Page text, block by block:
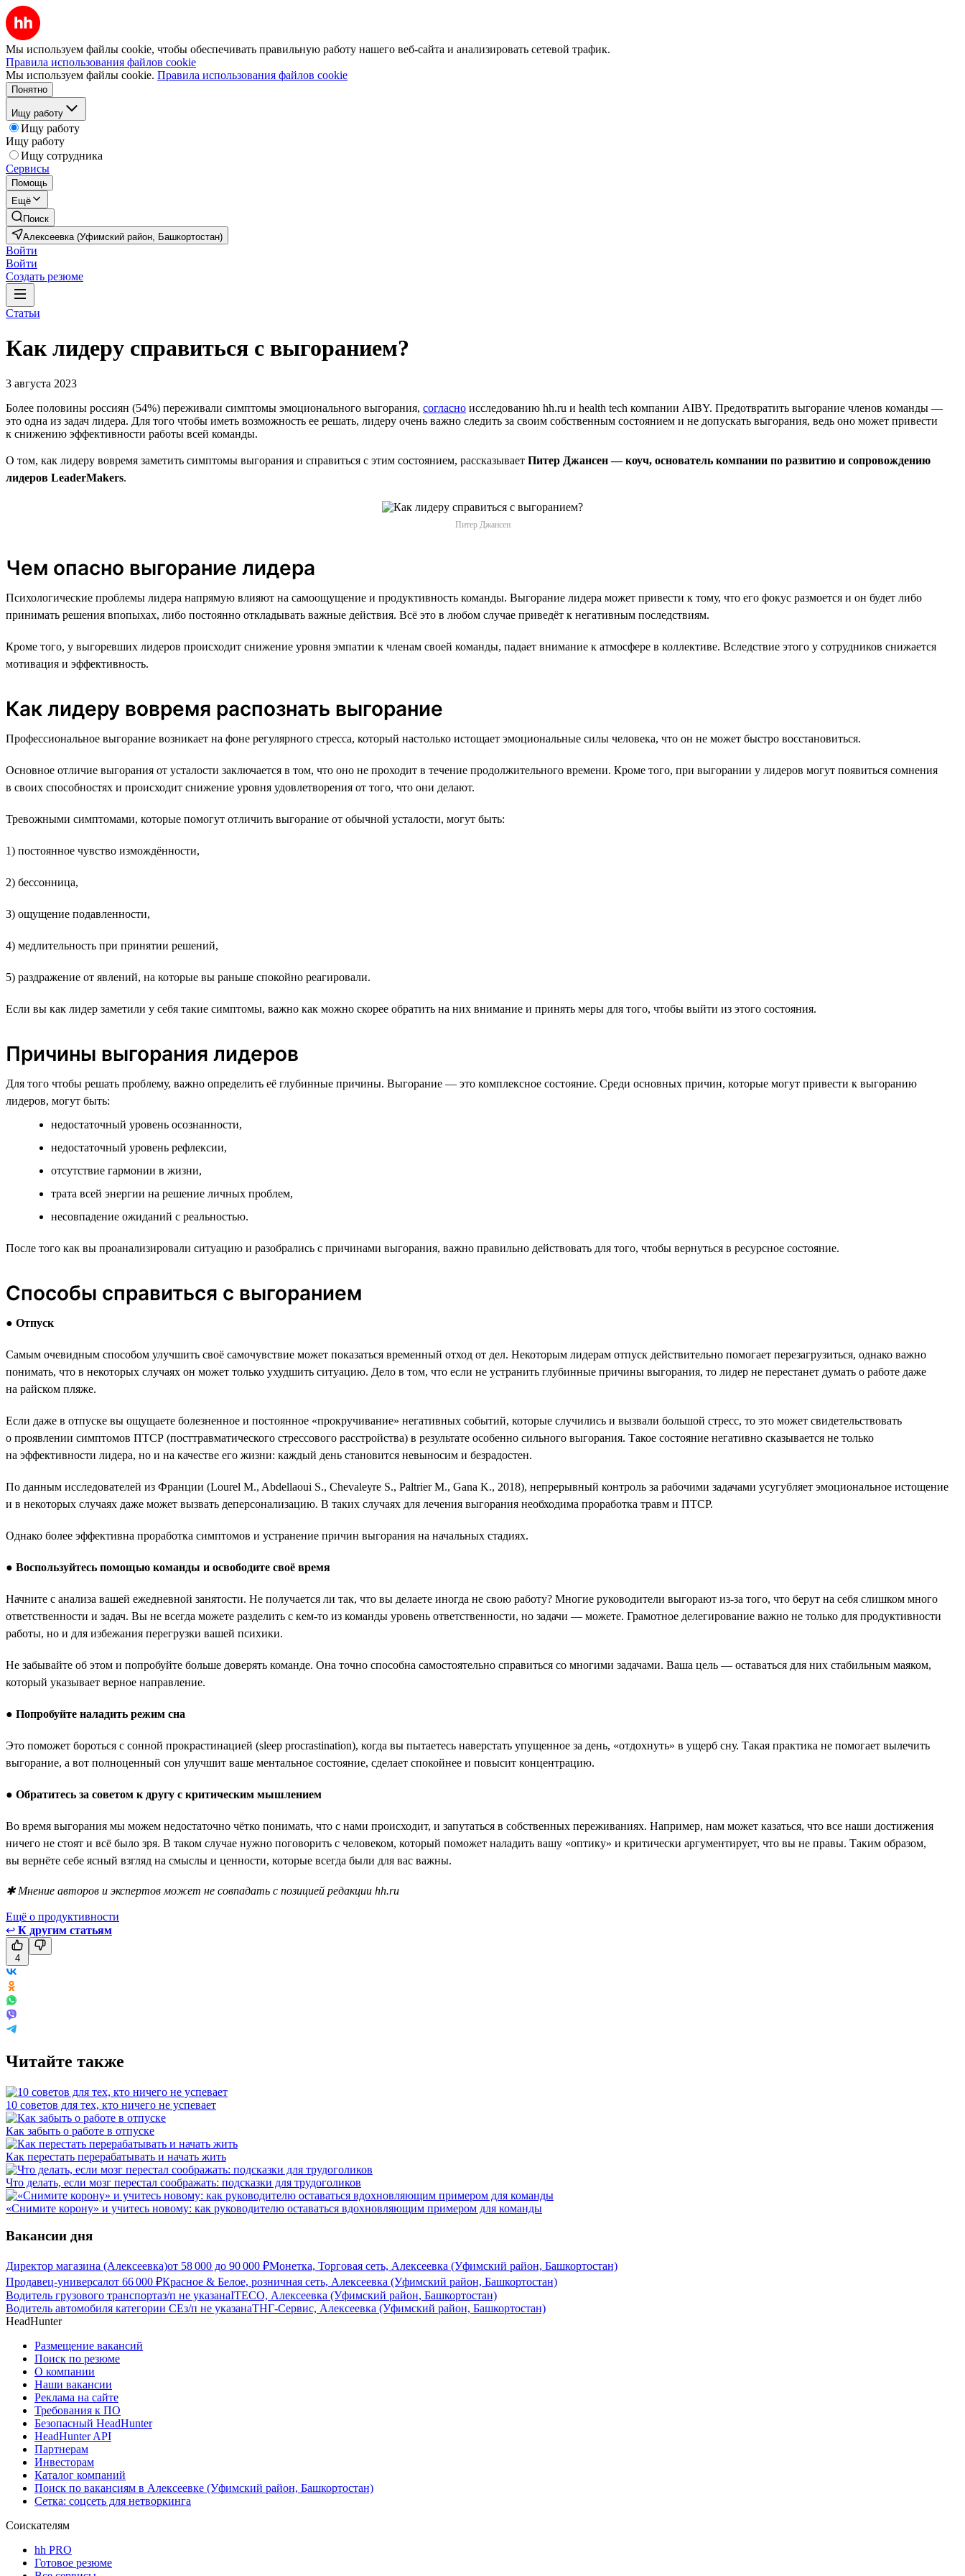
Мы используем файлы cookie, чтобы обеспечивать правильную работу нашего веб-сайта и анализировать сетевой трафик.
Правила использования файлов cookie
Мы используем файлы cookie. Правила использования файлов cookie
Понятно
Ищу работу
Ищу работу
Ищу работу
Ищу сотрудника
Сервисы
Помощь
Ещё
Поиск
Алексеевка (Уфимский район, Башкортостан)
Войти
Войти
Создать резюме
Статьи
Как лидеру справиться с выгоранием?
3 августа 2023
Более половины россиян (54%) переживали симптомы эмоционального выгорания, согласно исследованию hh.ru и health tech компании AIBY. Предотвратить выгорание членов команды —
это одна из задач лидера. Для того чтобы иметь возможность ее решать, лидеру очень важно следить за своим собственным состоянием и не допускать выгорания, ведь оно может привести
к снижению эффективности работы всей команды.
О том, как лидеру вовремя заметить симптомы выгорания и справиться с этим состоянием, рассказывает Питер Джансен — коуч, основатель компании по развитию и сопровождению
лидеров LeaderMakers.
Питер Джансен
Чем опасно выгорание лидера
Психологические проблемы лидера напрямую влияют на самоощущение и продуктивность команды. Выгорание лидера может привести к тому, что его фокус размоется и он будет либо
принимать решения впопыхах, либо постоянно откладывать важные действия. Всё это в любом случае приведёт к негативным последствиям.
Кроме того, у выгоревших лидеров происходит снижение уровня эмпатии к членам своей команды, падает внимание к атмосфере в коллективе. Вследствие этого у сотрудников снижается
мотивация и эффективность.
Как лидеру вовремя распознать выгорание
Профессиональное выгорание возникает на фоне регулярного стресса, который настолько истощает эмоциональные силы человека, что он не может быстро восстановиться.
Основное отличие выгорания от усталости заключается в том, что оно не проходит в течение продолжительного времени. Кроме того, при выгорании у лидеров могут появиться сомнения
в своих способностях и происходит снижение уровня удовлетворения от того, что они делают.
Тревожными симптомами, которые помогут отличить выгорание от обычной усталости, могут быть:
1) постоянное чувство измождённости,
2) бессонница,
3) ощущение подавленности,
4) медлительность при принятии решений,
5) раздражение от явлений, на которые вы раньше спокойно реагировали.
Если вы как лидер заметили у себя такие симптомы, важно как можно скорее обратить на них внимание и принять меры для того, чтобы выйти из этого состояния.
Причины выгорания лидеров
Для того чтобы решать проблему, важно определить её глубинные причины. Выгорание — это комплексное состояние. Среди основных причин, которые могут привести к выгоранию
лидеров, могут быть:
недостаточный уровень осознанности,
недостаточный уровень рефлексии,
отсутствие гармонии в жизни,
трата всей энергии на решение личных проблем,
несовпадение ожиданий с реальностью.
После того как вы проанализировали ситуацию и разобрались с причинами выгорания, важно правильно действовать для того, чтобы вернуться в ресурсное состояние.
Способы справиться с выгоранием
● Отпуск
Самым очевидным способом улучшить своё самочувствие может показаться временный отход от дел. Некоторым лидерам отпуск действительно помогает перезагрузиться, однако важно
понимать, что в некоторых случаях он может только ухудшить ситуацию. Дело в том, что если не устранить глубинные причины выгорания, то лидер не перестанет думать о работе даже
на райском пляже.
Если даже в отпуске вы ощущаете болезненное и постоянное «прокручивание» негативных событий, которые случились и вызвали большой стресс, то это может свидетельствовать
о проявлении симптомов ПТСР (посттравматического стрессового расстройства) в результате особенно сильного выгорания. Такое состояние негативно сказывается не только
на эффективности лидера, но и на качестве его жизни: каждый день становится невыносим и безрадостен.
По данным исследователей из Франции (Lourel M., Abdellaoui S., Chevaleyre S., Paltrier M., Gana K., 2018), непрерывный контроль за рабочими задачами усугубляет эмоциональное истощение
и в некоторых случаях даже может вызвать деперсонализацию. В таких случаях для лечения выгорания необходима проработка травм и ПТСР.
Однако более эффективна проработка симптомов и устранение причин выгорания на начальных стадиях.
● Воспользуйтесь помощью команды и освободите своё время
Начните с анализа вашей ежедневной занятости. Не получается ли так, что вы делаете иногда не свою работу? Многие руководители выгорают из-за того, что берут на себя слишком много
ответственности и задач. Вы не всегда можете разделить с кем-то из команды уровень ответственности, но задачи — можете. Грамотное делегирование важно не только для продуктивности
работы, но и для избежания перегрузки вашей психики.
Не забывайте об этом и попробуйте больше доверять команде. Она точно способна самостоятельно справиться со многими задачами. Ваша цель — оставаться для них стабильным маяком,
который указывает верное направление.
● Попробуйте наладить режим сна
Это поможет бороться с сонной прокрастинацией (sleep procrastination), когда вы пытаетесь наверстать упущенное за день, «отдохнуть» в ущерб сну. Такая практика не помогает вылечить
выгорание, а вот полноценный сон улучшит ваше ментальное состояние, сделает спокойнее и повысит концентрацию.
● Обратитесь за советом к другу с критическим мышлением
Во время выгорания мы можем недостаточно чётко понимать, что с нами происходит, и запутаться в собственных переживаниях. Например, нам может казаться, что все наши достижения
ничего не стоят и всё было зря. В таком случае нужно поговорить с человеком, который поможет наладить вашу «оптику» и критически аргументирует, что вы не правы. Таким образом,
вы вернёте себе ясный взгляд на смыслы и ценности, которые всегда были для вас важны.
✱ Мнение авторов и экспертов может не совпадать с позицией редакции hh.ru
Ещё о продуктивности
↩ К другим статьям
4
Читайте также
10 советов для тех, кто ничего не успевает
Как забыть о работе в отпуске
Как перестать перерабатывать и начать жить
Что делать, если мозг перестал соображать: подсказки для трудоголиков
«Снимите корону» и учитесь новому: как руководителю оставаться вдохновляющим примером для команды
Вакансии дня
Директор магазина (Алексеевка)от 58 000 до 90 000 ₽Монетка, Торговая сеть, Алексеевка (Уфимский район, Башкортостан)
Продавец-универсалот 66 000 ₽Красное & Белое, розничная сеть, Алексеевка (Уфимский район, Башкортостан)
Водитель грузового транспортаз/п не указанаITECO, Алексеевка (Уфимский район, Башкортостан)
Водитель автомобиля категории CЕз/п не указанаТНГ-Сервис, Алексеевка (Уфимский район, Башкортостан)
HeadHunter
Размещение вакансий
Поиск по резюме
О компании
Наши вакансии
Реклама на сайте
Требования к ПО
Безопасный HeadHunter
HeadHunter API
Партнерам
Инвесторам
Каталог компаний
Поиск по вакансиям в Алексеевке (Уфимский район, Башкортостан)
Сетка: соцсеть для нетворкинга
Соискателям
hh PRO
Готовое резюме